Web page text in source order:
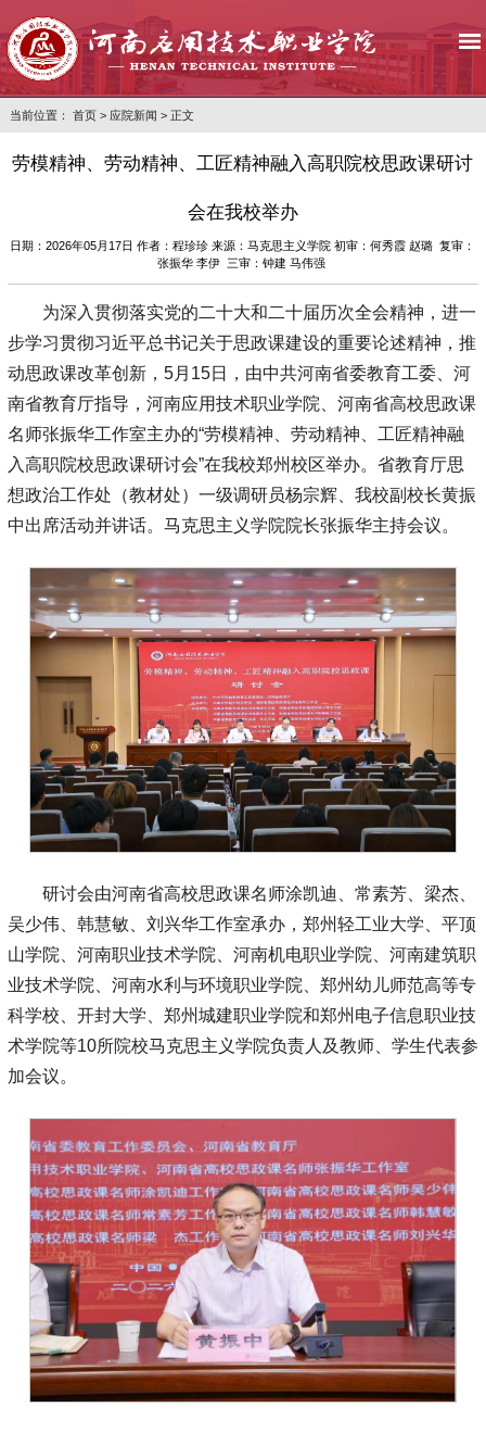
当前位置： 首页> 应院新闻 > 正文
劳模精神、劳动精神、工匠精神融入高职院校思政课研讨
会在我校举办
日期：2026年05月17日 作者：程珍珍 来源：马克思主义学院 初审：何秀霞 赵璐 复审：
张振华 李伊 三审：钟建 马伟强
为深入贯彻落实党的二十大和二十届历次全会精神，进一
步学习贯彻习近平总书记关于思政课建设的重要论述精神，推
动思政课改革创新，5月15日，由中共河南省委教育工委、河
南省教育厅指导，河南应用技术职业学院、河南省高校思政课
名师张振华工作室主办的“劳模精神、劳动精神、工匠精神融
入高职院校思政课研讨会”在我校郑州校区举办。省教育厅思
想政治工作处（教材处）一级调研员杨宗辉、我校副校长黄振
中出席活动并讲话。马克思主义学院院长张振华主持会议。
研讨会由河南省高校思政课名师涂凯迪、常素芳、梁杰、
吴少伟、韩慧敏、刘兴华工作室承办，郑州轻工业大学、平顶
山学院、河南职业技术学院、河南机电职业学院、河南建筑职
业技术学院、河南水利与环境职业学院、郑州幼儿师范高等专
科学校、开封大学、郑州城建职业学院和郑州电子信息职业技
术学院等10所院校马克思主义学院负责人及教师、学生代表参
加会议。